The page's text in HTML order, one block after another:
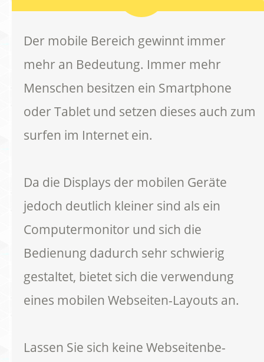
Der mobile Bereich gewinnt immer
mehr an Bedeutung. Immer mehr
Menschen besitzen ein Smartphone
oder Tablet und setzen dieses auch zum
surfen im Internet ein.
Da die Displays der mobilen Geräte
jedoch deutlich kleiner sind als ein
Computermonitor und sich die
Bedienung dadurch sehr schwierig
gestaltet, bietet sich die verwendung
eines mobilen Webseiten-Layouts an.
Lassen Sie sich keine Webseitenbe-